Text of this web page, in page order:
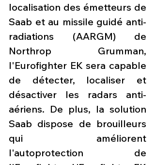
localisation des émetteurs de
Saab et au missile guidé anti-
radiations (AARGM) de
Northrop Grumman,
l'Eurofighter EK sera capable
de détecter, localiser et
désactiver les radars anti-
aériens. De plus, la solution
Saab dispose de brouilleurs
qui améliorent
l'autoprotection de